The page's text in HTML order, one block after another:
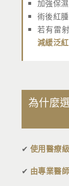
加強保
術後紅
若有雷
減緩泛
為什麼
✔ 使用醫療
✔ 由專業醫